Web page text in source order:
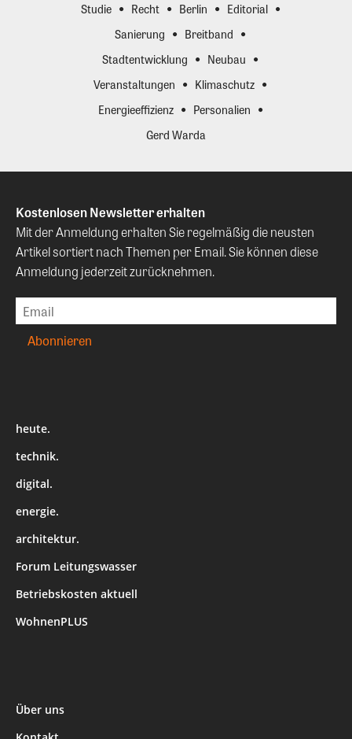
Studie
Recht Berlin
Editorial
Sanierung
Breitband
Stadtentwicklung
Neubau
Veranstaltungen
Klimaschutz
Energieeffizienz
Personalien
Gerd Warda
Kostenlosen Newsletter erhalten
Mit der Anmeldung erhalten Sie regelmäßig die neusten
Artikel sortiert nach Themen per Email. Sie können diese
Anmeldung jederzeit zurücknehmen.
heute.
technik.
digital.
energie.
architektur.
Forum Leitungswasser
Betriebskosten aktuell
WohnenPLUS
Über uns